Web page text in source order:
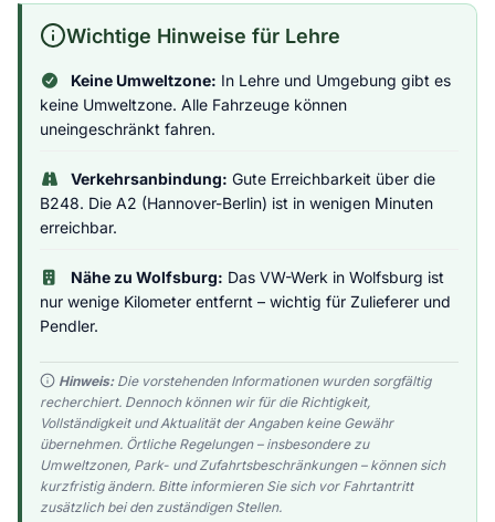
Wichtige Hinweise für Lehre
Keine Umweltzone: In Lehre und Umgebung gibt es
keine Umweltzone. Alle Fahrzeuge können
uneingeschränkt fahren.
Verkehrsanbindung: Gute Erreichbarkeit über die
B248. Die A2 (Hannover-Berlin) ist in wenigen Minuten
erreichbar.
Nähe zu Wolfsburg: Das VW-Werk in Wolfsburg ist
nur wenige Kilometer entfernt – wichtig für Zulieferer und
Pendler.
Hinweis:Die vorstehenden Informationen wurden sorgfältig
recherchiert. Dennoch können wir für die Richtigkeit,
Vollständigkeit und Aktualität der Angaben keine Gewähr
übernehmen. Örtliche Regelungen – insbesondere zu
Umweltzonen, Park- und Zufahrtsbeschränkungen – können sich
kurzfristig ändern. Bitte informieren Sie sich vor Fahrtantritt
zusätzlich bei den zuständigen Stellen.